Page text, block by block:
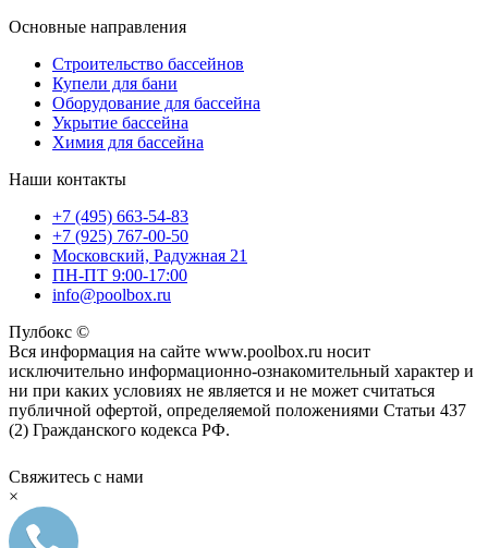
Основные направления
Строительство бассейнов
Купели для бани
Оборудование для бассейна
Укрытие бассейна
Химия для бассейна
Наши контакты
+7 (495) 663-54-83
+7 (925) 767-00-50
Московский, Радужная 21
ПН-ПТ 9:00-17:00
info@poolbox.ru
Пулбокс ©
Вся информация на сайте www.poolbox.ru носит
исключительно информационно-ознакомительный характер и
ни при каких условиях не является и не может считаться
публичной офертой, определяемой положениями Статьи 437
(2) Гражданского кодекса РФ.
Свяжитесь с нами
×